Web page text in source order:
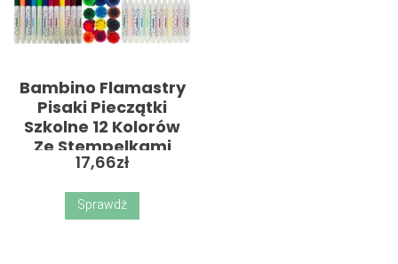
Bambino Flamastry
Pisaki Pieczątki
Szkolne 12 Kolorów
Ze Stempelkami
17,66zł
Sprawdź